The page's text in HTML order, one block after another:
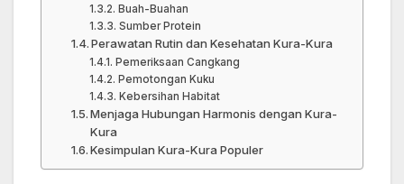
Buah-Buahan
Sumber Protein
Perawatan Rutin dan Kesehatan Kura-Kura
Pemeriksaan Cangkang
Pemotongan Kuku
Kebersihan Habitat
Menjaga Hubungan Harmonis dengan Kura-
Kura
Kesimpulan Kura-Kura Populer